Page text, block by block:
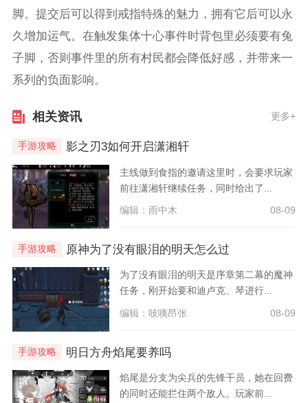
脚。提交后可以得到戒指特殊的魅力，拥有它后可以永
久增加运气。在触发集体十心事件时背包里必须要有兔
子脚，否则事件里的所有村民都会降低好感，并带来一
系列的负面影响。
相关资讯 更多+
手游攻略 影之刃3如何开启潇湘轩
主线做到食指的邀请这里时，会要求玩家
前往潇湘轩继续任务，同时给出了...
编辑：雨中木 08-09
手游攻略 原神为了没有眼泪的明天怎么过
为了没有眼泪的明天是序章第二幕的魔神
任务，刚开始要和迪卢克、琴进行...
编辑：吱咦昂张 08-09
手游攻略 明日方舟焰尾要养吗
焰尾是分支为尖兵的先锋干员，她在回费
的同时还能拦住两个敌人。玩家前...